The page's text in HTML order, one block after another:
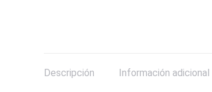
Descripción Información adicional